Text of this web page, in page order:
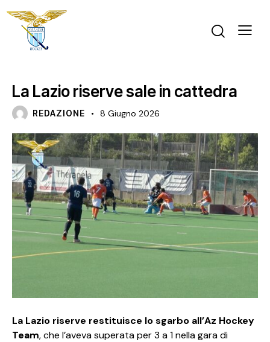
La Lazio riserve sale in cattedra
REDAZIONE 8 Giugno 2026
La Lazio riserve restituisce lo sgarbo all’Az Hockey
Team, che l’aveva superata per 3 a 1 nella gara di